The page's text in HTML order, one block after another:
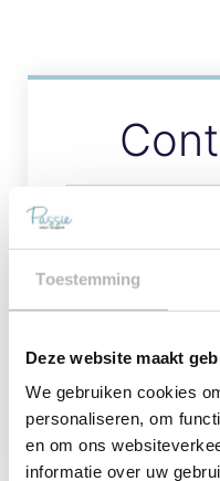
Toestemming
Deze website maakt
We gebruiken cookies
personaliseren, om
en om ons
informatie over uw